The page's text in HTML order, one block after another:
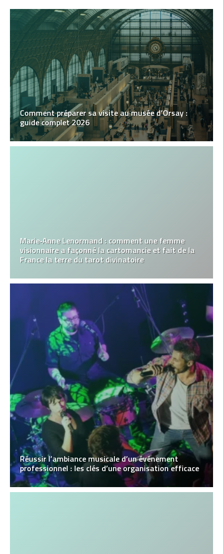
Comment préparer sa visite au musée d’Orsay :
guide complet 2026
Marie‑Anne Lenormand : comment une femme
visionnaire a façonné la cartomancie et fait de la
France la terre du tarot divinatoire
Réussir l’ambiance musicale d’un événement
professionnel : les clés d’une organisation efficace